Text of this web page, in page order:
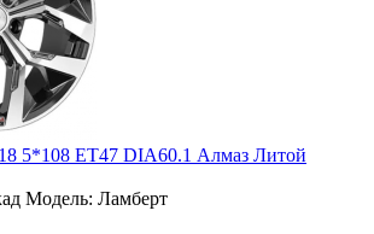
5*108 ET47 DIA60.1 Алмаз Литой
Модель: Ламберт